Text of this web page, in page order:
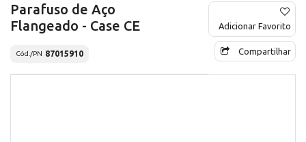
Parafuso de Aço
Flangeado - Case CE
Cód./PN 87015910
Adicionar Favorito
Compartilhar